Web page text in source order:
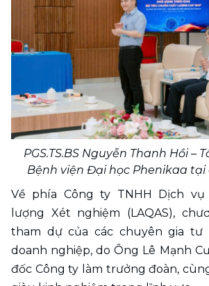
PGS.TS.BS Nguyễn Thanh Hồi –
Bệnh viện Đại học Phenikaa tại
Về phía Công ty TNHH Dịch vụ
lượng Xét nghiệm (LAQAS),
tham dự của các chuyên gia tư
doanh nghiệp, do Ông Lê Mạnh
đốc Công ty làm trưởng đoàn,